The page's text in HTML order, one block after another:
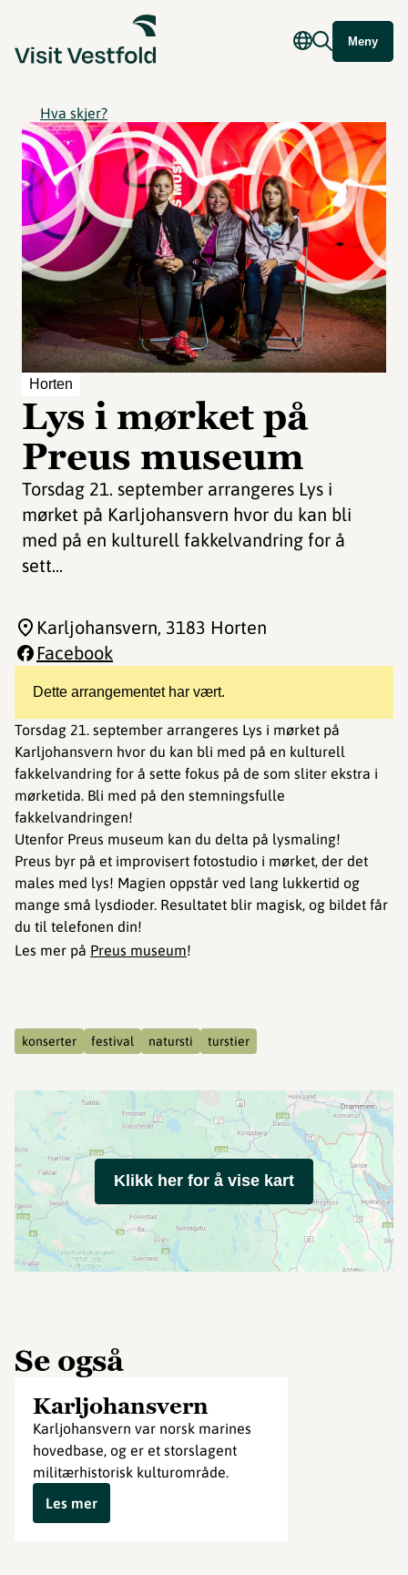
Meny
Hva skjer?
Horten
Lys i mørket på
Preus museum
Torsdag 21. september arrangeres Lys i
mørket på Karljohansvern hvor du kan bli
med på en kulturell fakkelvandring for å
sett...
Dette arrangementet har vært.
Torsdag 21. september arrangeres Lys i mørket på
Karljohansvern hvor du kan bli med på en kulturell
fakkelvandring for å sette fokus på de som sliter ekstra i
mørketida. Bli med på den stemningsfulle
fakkelvandringen!
Utenfor Preus museum kan du delta på lysmaling!
Preus byr på et improvisert fotostudio i mørket, der det
males med lys! Magien oppstår ved lang lukkertid og
mange små lysdioder. Resultatet blir magisk, og bildet får
du til telefonen din!
Les mer på Preus museum!
konserter festival natursti turstier
Karljohansvern, 3183 Horten
Facebook
Klikk her for å vise kart
Se også
Karljohansvern
Karljohansvern var norsk marines
hovedbase, og er et storslagent
militærhistorisk kulturområde.
Les mer